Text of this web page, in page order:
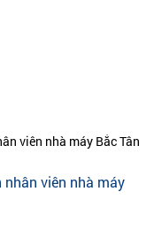
nhân viên nhà máy